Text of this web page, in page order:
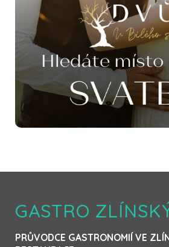
GASTRO
PRŮVODCE GASTRONOMIÍ VE